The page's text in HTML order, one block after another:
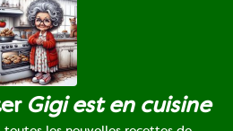
Gigi est en cuisine